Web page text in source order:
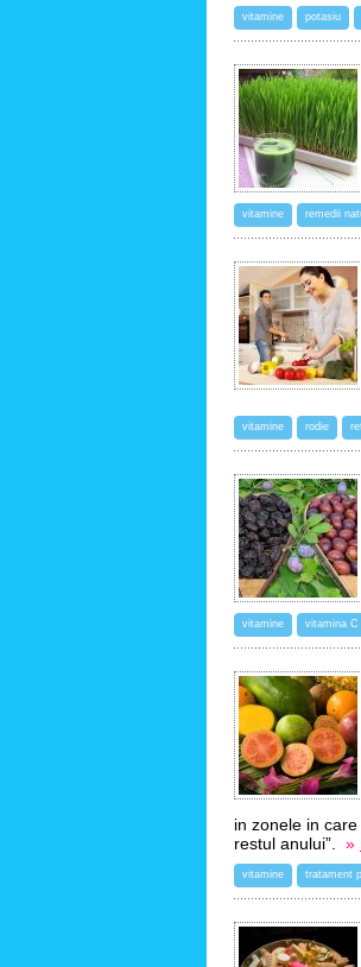
vitamine potasiu
vitamine remedii
vitamine rodie
vitamine vitamina C
in zonele in
restul anului”. »
vitamine tratament